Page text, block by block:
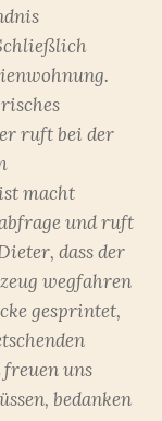
ruft bei der
macht
und ruft
dass der
wegfahren
gesprintet,
uns
bedanken